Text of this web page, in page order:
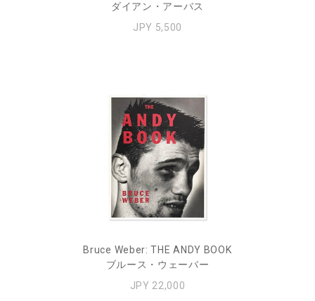
ダイアン・アーバス
JPY 5,500
Bruce Weber: THE ANDY BOOK
ブルース・ウェーバー
JPY 22,000